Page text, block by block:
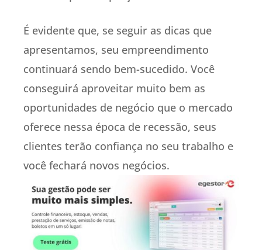
É evidente que, se seguir as dicas que
apresentamos, seu empreendimento
continuará sendo bem-sucedido. Você
conseguirá aproveitar muito bem as
oportunidades de negócio que o mercado
oferece nessa época de recessão, seus
clientes terão confiança no seu trabalho e
você fechará novos negócios.